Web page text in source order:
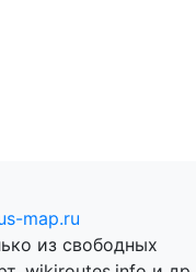
map.ru
из свободных